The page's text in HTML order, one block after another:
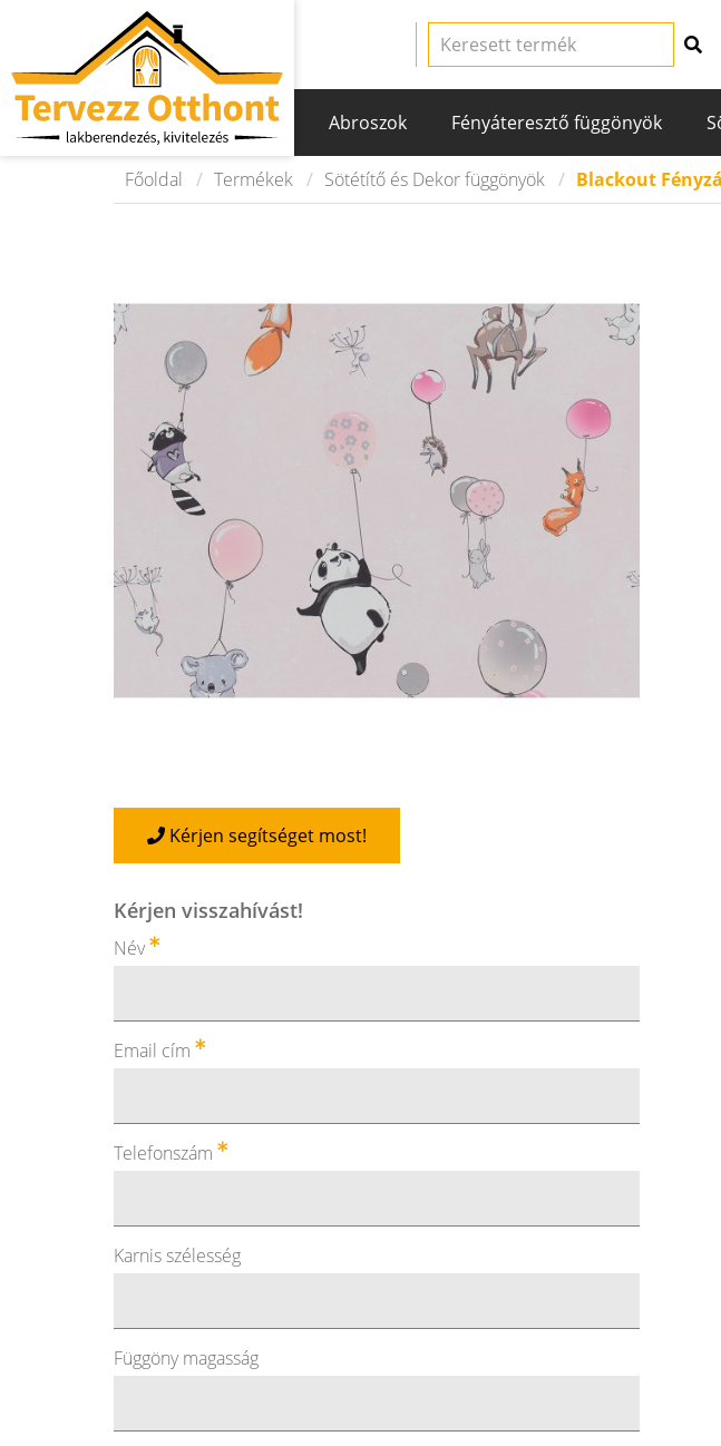
Abroszok Fényáteresztő függönyök
Főoldal Termékek Sötétítő és Dekor függönyök Blackout
Kérjen segítséget most!
Kérjen visszahívást!
Név
Email cím
Telefonszám
Karnis szélesség
Függöny magasság